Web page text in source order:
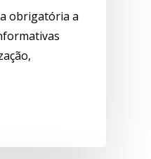
obrigatória a